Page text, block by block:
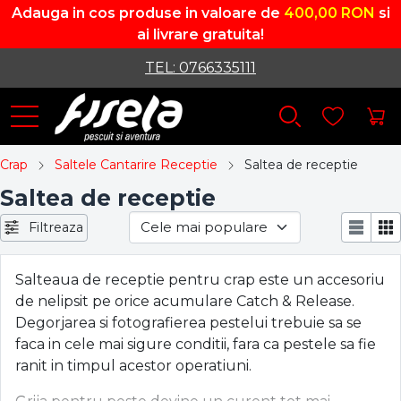
Adauga in cos produse in valoare de 400,00 RON si
ai livrare gratuita!
TEL: 0766335111
Crap Saltele Cantarire Receptie Saltea de receptie
Saltea de receptie
Filtreaza
Salteaua de receptie pentru crap este un accesoriu
de nelipsit pe orice acumulare Catch & Release.
Degorjarea si fotografierea pestelui trebuie sa se
faca in cele mai sigure conditii, fara ca pestele sa fie
ranit in timpul acestor operatiuni.